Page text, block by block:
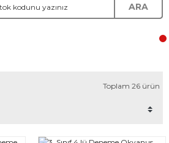
ARA
Toplam 26 ürün